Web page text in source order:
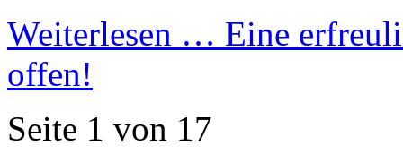
Weiterlesen … Eine
offen!
Seite 1 von 17